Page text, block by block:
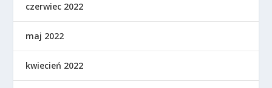
czerwiec 2022
maj 2022
kwiecień 2022